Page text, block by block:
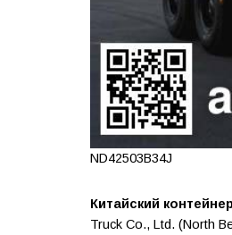
ND42503B34J
Китайский
Truck Co., Ltd. (North